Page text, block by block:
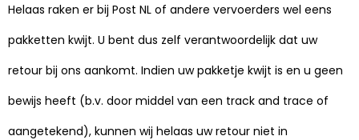
Helaas raken er bij Post NL of andere vervoerders wel eens
pakketten kwijt. U bent dus zelf verantwoordelijk dat uw
retour bij ons aankomt. Indien uw pakketje kwijt is en u geen
bewijs heeft (b.v. door middel van een track and trace of
aangetekend), kunnen wij helaas uw retour niet in